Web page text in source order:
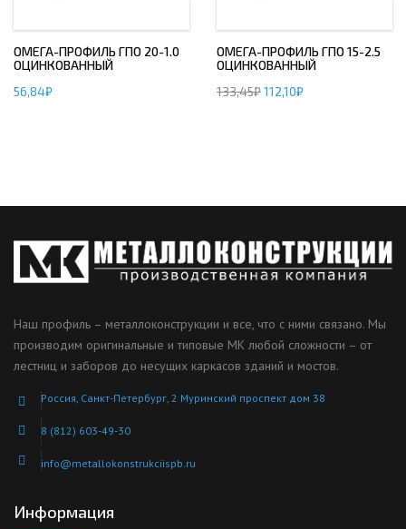
ОМЕГА-ПРОФИЛЬ ГПО 20-1.0
ОЦИНКОВАННЫЙ
56,84₽
ОМЕГА-ПРОФИЛЬ ГПО 15-2.5
ОЦИНКОВАННЫЙ
133,45₽112,10₽
Наш профиль – металлоконструкции и все, что с ними связано. Мы
производим оригинальные и типовые МК любой сложности – от
лестниц и заборов до несущих каркасов зданий и мостов.
Россия, Санкт-Петербург, 2 Муринский проспект дом 38
8 (812) 603-49-30
info@metallokonstrukciispb.ru
Информация